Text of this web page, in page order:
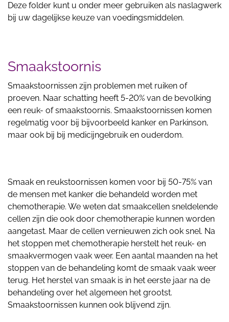
Deze folder kunt u onder meer gebruiken als naslagwerk
bij uw dagelijkse keuze van voedingsmiddelen.
Smaakstoornis
Smaakstoornissen zijn problemen met ruiken of
proeven. Naar schatting heeft 5-20% van de bevolking
een reuk- of smaakstoornis. Smaakstoornissen komen
regelmatig voor bij bijvoorbeeld kanker en Parkinson,
maar ook bij bij medicijngebruik en ouderdom.
Smaak en reukstoornissen komen voor bij 50-75% van
de mensen met kanker die behandeld worden met
chemotherapie. We weten dat smaakcellen sneldelende
cellen zijn die ook door chemotherapie kunnen worden
aangetast. Maar de cellen vernieuwen zich ook snel. Na
het stoppen met chemotherapie herstelt het reuk- en
smaakvermogen vaak weer. Een aantal maanden na het
stoppen van de behandeling komt de smaak vaak weer
terug. Het herstel van smaak is in het eerste jaar na de
behandeling over het algemeen het grootst.
Smaakstoornissen kunnen ook blijvend zijn.